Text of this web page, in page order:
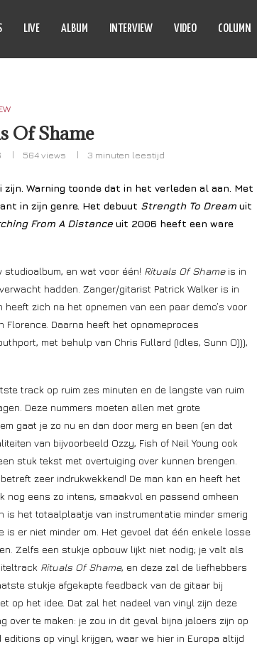
LIVE ALBUM INTERVIEW VIDEO COLUMN
Of Shame
564views 3 minuten leestijd
Warning toonde dat in het verleden al aan. Met
in zijn genre. Het debuut Strength To Dream uit
From A Distance uit 2006 heeft een ware
studioalbum, en wat voor één! Rituals Of Shameis in
hadden. Zanger/gitarist Patrick Walker is in
zich na het opnemen van een paar demo’s voor
Daarna heeft het opnameproces
met behulp van Chris Fullard (Idles, Sunn O))),
track op ruim zes minuten en de langste van ruim
Deze nummers moeten allen met grote
gaat je zo nu en dan door merg en been (en dat
van bijvoorbeeld Ozzy, Fish of Neil Young ook
stuk tekst met overtuiging over kunnen brengen.
zeer indrukwekkend! De man kan en heeft het
nog eens zo intens, smaakvol en passend omheen
is het totaalplaatje van instrumentatie minder smerig
is er niet minder om. Het gevoel dat één enkele losse
Zelfs een stukje opbouw lijkt niet nodig; je valt als
Rituals Of Shame, en deze zal de liefhebbers
stukje afgekapte feedback van de gitaar bij
op het idee. Dat zal het nadeel van vinyl zijn deze
over te maken: je zou in dit geval bijna jaloers zijn op
op vinyl krijgen, waar we hier in Europa altijd